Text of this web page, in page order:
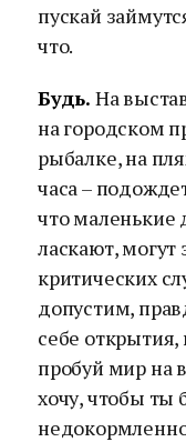
пускай
что.
Будь. На
на городском
рыбалке, на
часа –
что маленькие
ласкают, могут
критических
допустим,
себе
пробуй мир на
хочу, чтобы ты